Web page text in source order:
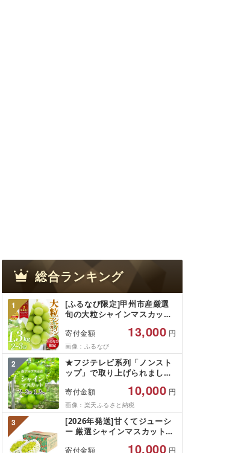
総合ランキング
1
[ふるなび限定]甲州市産厳選
旬の大粒シャインマスカット
(MG)B12-472 FN-Limited-
VO シャインマスカット フル
ーツ
寄付金額 13,000 円
画像：ふるなび
2
★フジテレビ系列「ノンスト
ップ」で取り上げられました!
ルプス市産シャインマスカッ
ト1.2kg以上(2〜3房)ふるさと
納税 おすすめ 山梨県 南アル
プス市 送料無料 AL
寄付金額 10,000 円
画像：楽天ふるさと納税
3
[2026年発送]甘くてジューシ
ー 厳選シャインマスカット
寄付金額 10,000 円